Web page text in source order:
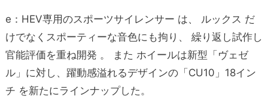
e：HEV専用のスポーツサイレンサー は、 ルックス だ
けでなくスポーティーな音色にも拘り、 繰り返し試作し
官能評価を重ね開発 。 また ホイールは新型「ヴェゼ
ル」に対し、躍動感溢れるデザインの「CU10」18イン
チ を新たにラインナップした。